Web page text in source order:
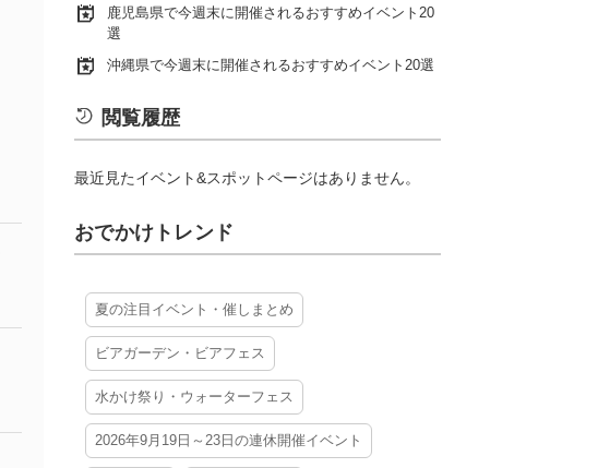
鹿児島県で今週末に開催されるおすすめイベント20
選
沖縄県で今週末に開催されるおすすめイベント20選
閲覧履歴
最近見たイベント&スポットページはありません。
おでかけトレンド
夏の注目イベント・催しまとめ
ビアガーデン・ビアフェス
水かけ祭り・ウォーターフェス
2026年9月19日～23日の連休開催イベント